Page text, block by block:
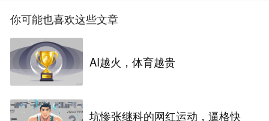
你可能也喜欢这些文章
AI越火，体育越贵
坑惨张继科的网红运动，逼格快